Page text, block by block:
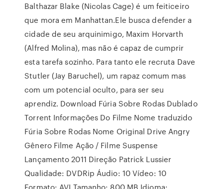
Balthazar Blake (Nicolas Cage) é um feiticeiro
que mora em Manhattan.Ele busca defender a
cidade de seu arquinimigo, Maxim Horvarth
(Alfred Molina), mas não é capaz de cumprir
esta tarefa sozinho. Para tanto ele recruta Dave
Stutler (Jay Baruchel), um rapaz comum mas
com um potencial oculto, para ser seu
aprendiz. Download Fúria Sobre Rodas Dublado
Torrent Informações Do Filme Nome traduzido
Fúria Sobre Rodas Nome Original Drive Angry
Gênero Filme Ação / Filme Suspense
Lançamento 2011 Direção Patrick Lussier
Qualidade: DVDRip Áudio: 10 Vídeo: 10
Formato: AVI Tamanho: 800 MB Idioma: